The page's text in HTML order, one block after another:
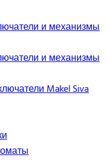
и механизмы
и механизмы
Makel Siva